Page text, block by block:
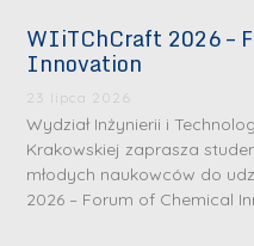
WIiTChCraft 2026 –
Innovation
23 lipca 2026
Wydział Inżynierii i
Krakowskiej zaprasza
młodych naukowców do
2026 – Forum of Chemical